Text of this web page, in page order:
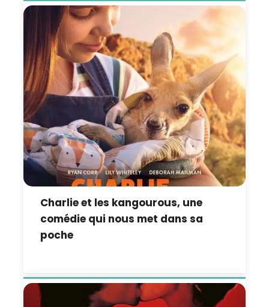
Charlie et les kangourous, une
comédie qui nous met dans sa
poche